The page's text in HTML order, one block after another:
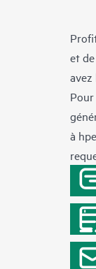
et
avez
à